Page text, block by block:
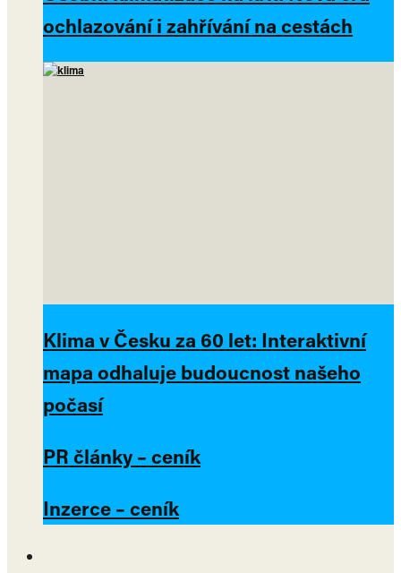
ochlazování i zahřívání na cestách
Klima v Česku za 60 let: Interaktivní
mapa odhaluje budoucnost našeho
počasí
PR články – ceník
Inzerce – ceník